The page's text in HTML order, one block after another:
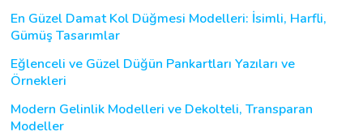
En Güzel Damat Kol Düğmesi Modelleri: İsimli, Harfli,
Gümüş Tasarımlar
Eğlenceli ve Güzel Düğün Pankartları Yazıları ve
Örnekleri
Modern Gelinlik Modelleri ve Dekolteli, Transparan
Modeller